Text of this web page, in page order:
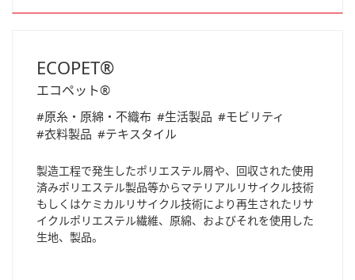
ECOPET®
エコペット®
#原糸・原綿・不織布 #生活製品 #モビリティ
#衣料製品 #テキスタイル
製造工程で発生したポリエステル屑や、回収された使用
済みポリエステル製品等からマテリアルリサイクル技術
もしくはケミカルリサイクル技術により再生されたリサ
イクルポリエステル繊維、原綿、およびそれを使用した
生地、製品。